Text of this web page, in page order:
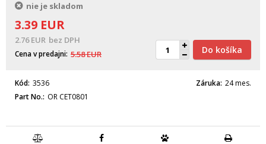
nie je skladom
3.39 EUR
2.76EUR bez DPH
Cena v predajni 5.58EUR Do košíka
Kód 3536
Part No. OR CET0801
Záruka 24 mes.